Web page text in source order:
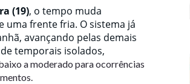
(19), o tempo muda
uma frente fria. O sistema já
avançando pelas demais
temporais isolados,
a moderado para ocorrências